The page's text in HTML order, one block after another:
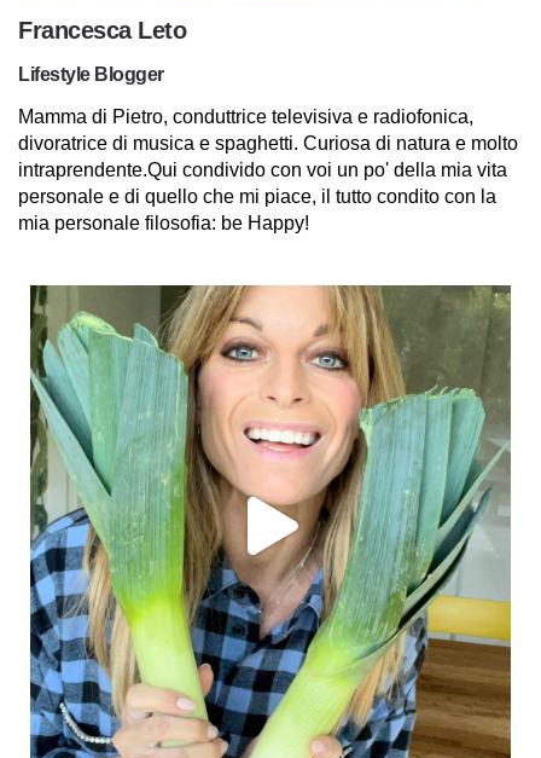
Francesca Leto
Lifestyle Blogger
Mamma di Pietro, conduttrice televisiva e radiofonica,
divoratrice di musica e spaghetti. Curiosa di natura e molto
intraprendente.Qui condivido con voi un po' della mia vita
personale e di quello che mi piace, il tutto condito con la
mia personale filosofia: be Happy!